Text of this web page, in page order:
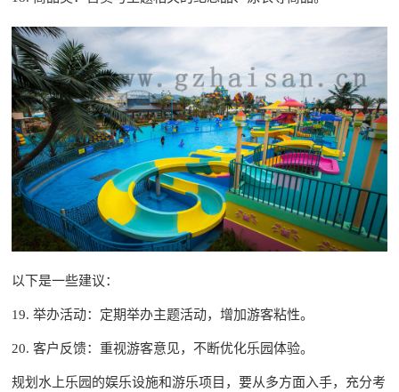
以下是一些建议：
19. 举办活动：定期举办主题活动，增加游客粘性。
20. 客户反馈：重视游客意见，不断优化乐园体验。
规划水上乐园的娱乐设施和游乐项目，要从多方面入手，充分考